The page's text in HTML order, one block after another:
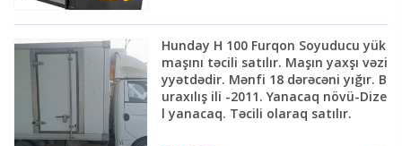
Hunday H 100 Furqon Soyuducu yük
maşını təcili satılır. Maşın yaxşı vəzi
yyətdədir. Mənfi 18 dərəcəni yığır. B
uraxılış ili -2011. Yanacaq növü-Dize
l yanacaq. Təcili olaraq satılır.